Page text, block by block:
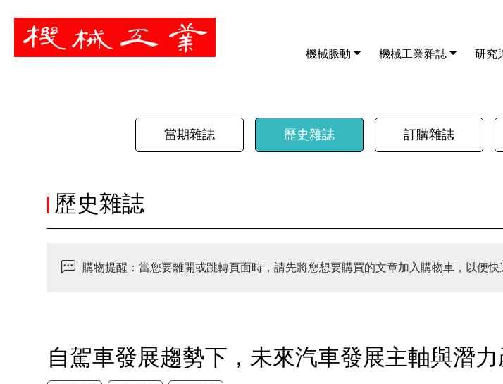
機械脈動 機械工業雜誌 研究
暫停
當期雜誌 歷史雜誌 訂購雜誌
歷史雜誌
購物提醒：當您要離開或跳轉頁面時，請先將您想要購買的文章加入購物車，以便
自駕車發展趨勢下，未來汽車發展主軸與潛力